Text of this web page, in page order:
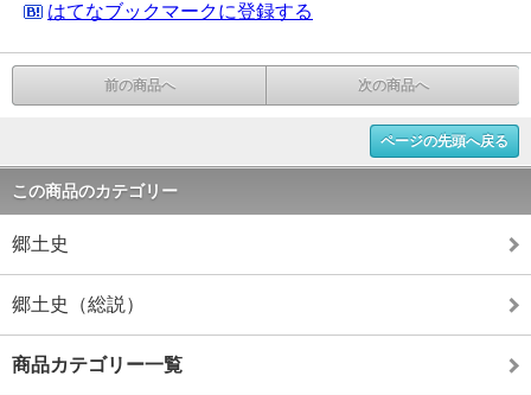
はてなブックマークに登録する
前の商品へ 次の商品へ
ページの先頭へ戻る
この商品のカテゴリー
郷土史
郷土史（総説）
商品カテゴリー一覧